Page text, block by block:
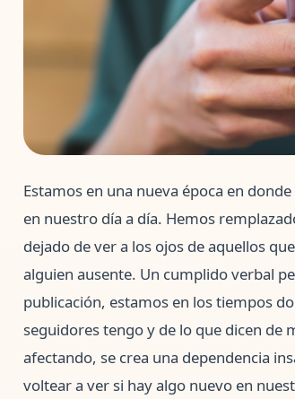
Estamos en una nueva época en
en nuestro día a día. Hemos
dejado de ver a los ojos de aquellos
alguien ausente. Un cumplido verbal
publicación, estamos en los tiempos
seguidores tengo y de lo que dicen de
afectando, se crea una dependencia
voltear a ver si hay algo nuevo en